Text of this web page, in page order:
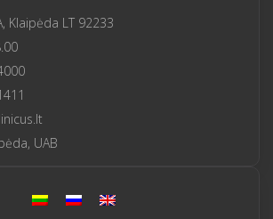
Klaipėda LT 92233
UAB